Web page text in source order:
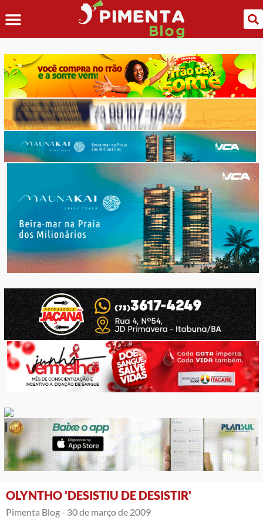
OLYNTHO 'DESISTIU DE DESISTIR'
Pimenta Blog - 30 de março de 2009